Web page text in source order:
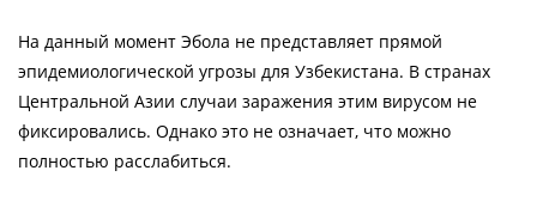
На данный момент Эбола не представляет прямой
эпидемиологической угрозы для Узбекистана. В странах
Центральной Азии случаи заражения этим вирусом не
фиксировались. Однако это не означает, что можно
полностью расслабиться.